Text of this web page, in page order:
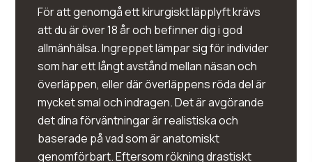
För att genomgå ett kirurgiskt läpplyft krävs
att du är över 18 år och befinner dig i god
allmänhälsa. Ingreppet lämpar sig för individer
som har ett långt avstånd mellan näsan och
överläppen, eller där överläppens röda del är
mycket smal och indragen. Det är avgörande
det dina förväntningar är realistiska och
baserade på vad som är anatomiskt
genomförbart. Eftersom rökning drastiskt